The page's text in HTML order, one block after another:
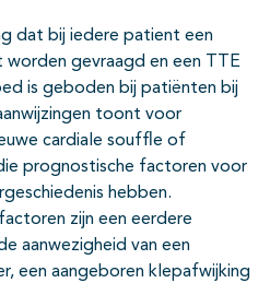
dat bij iedere patient een
gevraagd en een TTE
is geboden bij patiënten bij
toont voor
cardiale souffle of
prognostische factoren voor
hebben.
zijn een eerdere
aanwezigheid van een
een aangeboren klepafwijking